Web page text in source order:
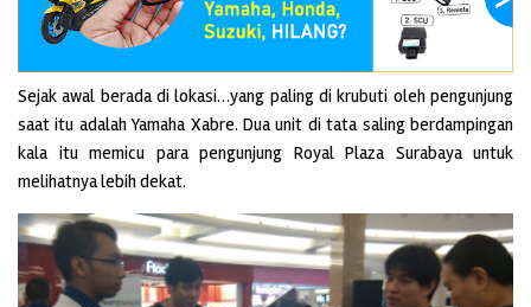
Sejak awal berada di lokasi…yang paling di krubuti oleh pengunjung
saat itu adalah Yamaha Xabre. Dua unit di tata saling berdampingan
kala itu memicu para pengunjung Royal Plaza Surabaya untuk
melihatnya lebih dekat.